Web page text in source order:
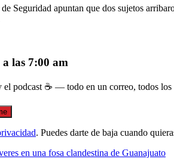
Seguridad apuntan que dos sujetos
las 7:00 am
podcast ☕ — todo en un correo, todos
. Puedes darte de baja cuando
en una fosa clandestina de Guanajuato